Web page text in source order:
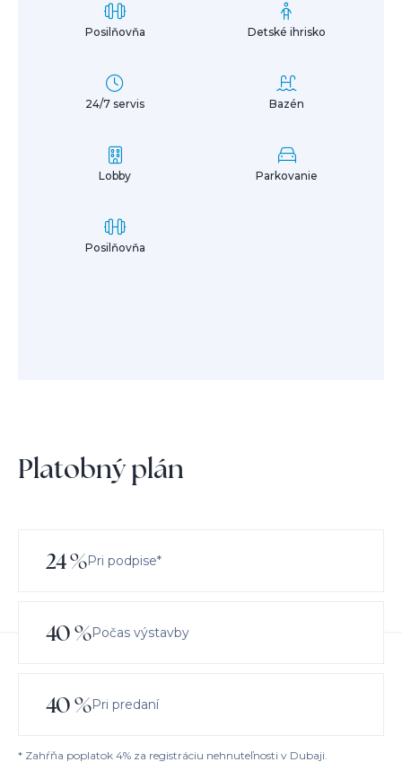
Posilňovňa Detské ihrisko
24/7 servis Bazén
Lobby Parkovanie
Posilňovňa
Platobný plán
24%Pri podpise*
40%Počas výstavby
40%Pri predaní
* Zahŕňa poplatok 4% za registráciu nehnuteľnosti v Dubaji.